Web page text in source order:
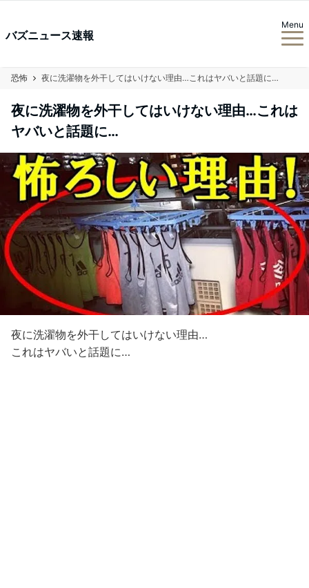
バズニュース速報
Menu
恐怖 夜に洗濯物を外干してはいけない理由…これはヤバいと話題に…
夜に洗濯物を外干してはいけない理由…これは
ヤバいと話題に…
夜に洗濯物を外干してはいけない理由…
これはヤバいと話題に…